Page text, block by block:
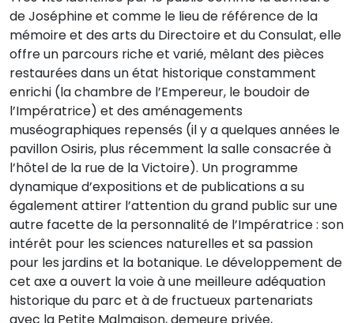
de Joséphine et comme le lieu de référence de la
mémoire et des arts du Directoire et du Consulat, elle
offre un parcours riche et varié, mêlant des pièces
restaurées dans un état historique constamment
enrichi (la chambre de l’Empereur, le boudoir de
l’Impératrice) et des aménagements
muséographiques repensés (il y a quelques années le
pavillon Osiris, plus récemment la salle consacrée à
l’hôtel de la rue de la Victoire). Un programme
dynamique d’expositions et de publications a su
également attirer l’attention du grand public sur une
autre facette de la personnalité de l’Impératrice : son
intérêt pour les sciences naturelles et sa passion
pour les jardins et la botanique. Le développement de
cet axe a ouvert la voie à une meilleure adéquation
historique du parc et à de fructueux partenariats